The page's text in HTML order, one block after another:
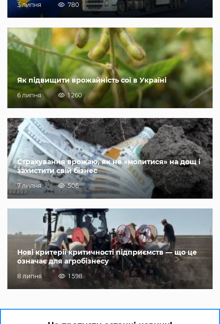
3 липня 780
Як підвищити врожайність сої в Україні
6 липня 1 260
Страхування врожаю, як не «молитися» на дощ і
захистити свій бізнес
7 липня 506
Нові критерії критичності підприємств — що це
означає для агробізнесу
8 липня 1 598